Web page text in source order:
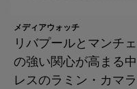
メディアウォッチ
リバプールとマンチ
の強い関心が高まる
レスのラミン・カマ